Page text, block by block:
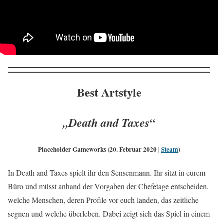
Best Artstyle
„Death and Taxes“
Placeholder Gameworks (20. Februar 2020 | Steam)
In Death and Taxes spielt ihr den Sensenmann. Ihr sitzt in eurem
Büro und müsst anhand der Vorgaben der Chefetage entscheiden,
welche Menschen, deren Profile vor euch landen, das zeitliche
segnen und welche überleben. Dabei zeigt sich das Spiel in einem